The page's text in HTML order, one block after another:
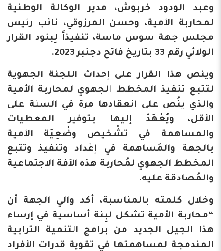
وعبد الودود خربوش، مدير الوكالة الوطنية
لمحاربة الأمية، وحسن المرزوقي، نائب رئيس
مجلس جهة سوس ماسة، تنفيذاً لِبنود القرار
الولائي رقم 33 بتاريخ فاتح دجنبر 2023.
وينص هذا القرار على إحداث اللجنة الجهوية
لتتبع تنفيذ المخطط الجهوي لمحاربة الأمية
والذي ينُص على انعقادها مرة في السنة على
الأقل، ويُعْهَدُ إليها بتوفير المعطيات
والمساهمة في تشْخيص وضْعِيَة الأمية
بالجهة والمُساهمة في إعْداد وتنفيذ وتتبع
المخطط الجهوي لمُحاربة هذه الآفة الاجتماعية
والمُصادقة عليه.
وخلال كلمته بالمناسبة، أكد والي الجهة أن
“محاربة الأمية تشكل لبِنة أساسية في إرساء
هذا الجيل الجديد من برامج التنمية الترابية
المندمجة لمساهمتها في تقوية قدرات الأفراد